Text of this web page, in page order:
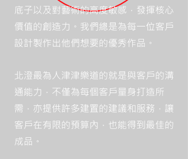
底子以及對藝術的高度敏感，發揮核心
價值的創造力。我們總是為每一位客戶
設計製作出他們想要的優秀作品。
北澄最為人津津樂道的就是與客戶的溝
通能力，不僅為每個客戶量身打造所
需，亦提供許多建置的建議和服務，讓
客戶在有限的預算內，也能得到最佳的
成品。